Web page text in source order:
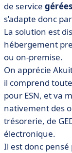
de service
s’adapte donc
La solution est
hébergement
ou on-premise.
On apprécie
il comprend
pour ESN, et va
nativement des
trésorerie, de
électronique.
Il est donc pensé